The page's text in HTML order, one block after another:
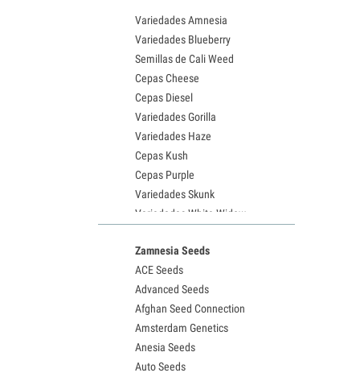
Variedades Amnesia
Variedades Blueberry
Semillas de Cali Weed
Cepas Cheese
Cepas Diesel
Variedades Gorilla
Variedades Haze
Cepas Kush
Cepas Purple
Variedades Skunk
Variedades White Widow
Semillas de Granddaddy Purple
Semillas de OG Kush
Semillas de Blue Dream
Semillas de Lemon Haze
Semillas de Bruce Banner
Semillas de Gelato
Semillas de Sour Diesel
Zamnesia Seeds
ACE Seeds
Advanced Seeds
Afghan Seed Connection
Amsterdam Genetics
Anesia Seeds
Auto Seeds